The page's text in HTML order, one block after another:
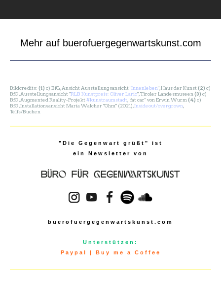
Mehr auf buerofuergegenwartskunst.com
Bildcredits: (1) c) BfG, Ansicht Ausstellungsansicht "Innenleben", Haus der Kunst (2) c)
BfG, Ausstellungsansicht "RLB Kunstpreis: Oliver Laric", Tiroler Landesmuseen (3) c)
BfG, Augmented Reality-Projekt #kunstraumstadt , "fat car" von Erwin Wurm (4) c)
BfG, Installationsansicht Maria Walcher "Ohm" (2021), Insideout/overgrown
Telfs/Buchen
"Die Gegenwart grüßt" ist
ein Newsletter von
buerofuergegenwartskunst.com
Unterstützen:
Paypal
| Buy me a Coffee